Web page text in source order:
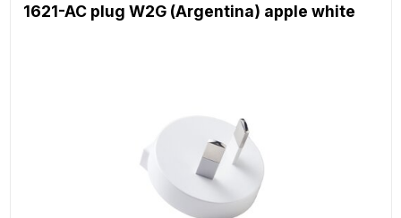
1621-AC plug W2G (Argentina) apple white